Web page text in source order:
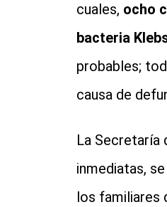
cuales, ocho
bacteria
probables;
causa de
La Secretaría
inmediatas,
los familiares